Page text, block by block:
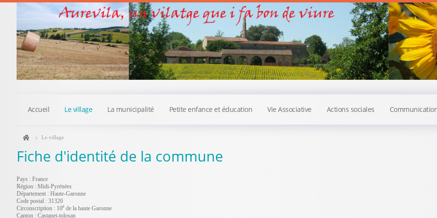
Accueil Le village La municipalité Petite enfance et éducation Vie Associative Actions sociales
Le village
Fiche d'identité de la commune
Pays : France
Région :Midi-Pyrénées
Département : Haute-Garonne
Code postal : 31320
Circonscription : 10ede la haute Garonne
Canton : Castanet-tolosan